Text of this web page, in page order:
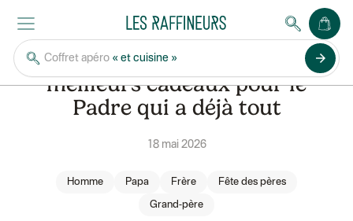
Coffret apéro « et cuisine » arrow_forward
Fête des Pères : les
meilleurs cadeaux pour le
Padre qui a déjà tout
18 mai 2026
Homme Papa Frère Fête des pères
Grand-père